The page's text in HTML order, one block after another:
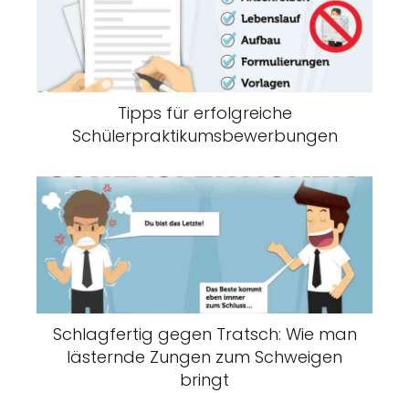
Tipps für erfolgreiche
Schülerpraktikumsbewerbungen
Schlagfertig gegen Tratsch: Wie man
lästernde Zungen zum Schweigen
bringt